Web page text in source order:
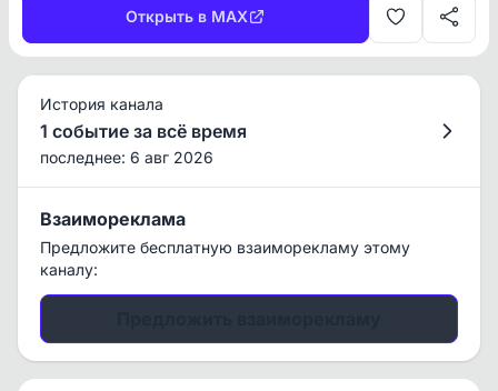
Открыть в MAX
История канала
1 событие за всё время
последнее: 6 авг 2026
Взаимореклама
Предложите бесплатную взаиморекламу этому
каналу: